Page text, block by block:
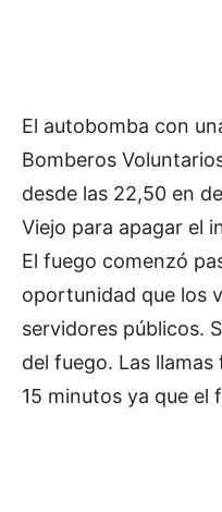
El autobomba con
Bomberos
desde las 22,50 en
Viejo para apagar el
El fuego comenzó
oportunidad que los
servidores públicos.
del fuego. Las
15 minutos ya que el